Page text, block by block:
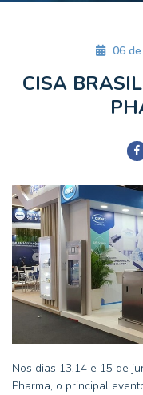
06
CISA
Nos dias 13,14 e 15 de
Pharma, o principal